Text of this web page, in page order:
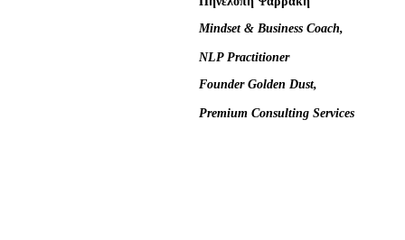
Mindset & Business Coach,
NLP Practitioner
Founder Golden Dust,
Premium Consulting Services